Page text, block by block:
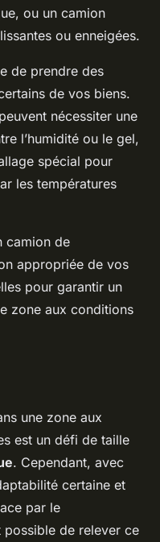
ou un camion
ou enneigées.
de prendre des
de vos biens.
nécessiter une
l’humidité ou le gel,
spécial pour
les températures
camion de
appropriée de vos
pour garantir un
zone aux conditions
une zone aux
est un défi de taille
. Cependant, avec
certaine et
par le
de relever ce